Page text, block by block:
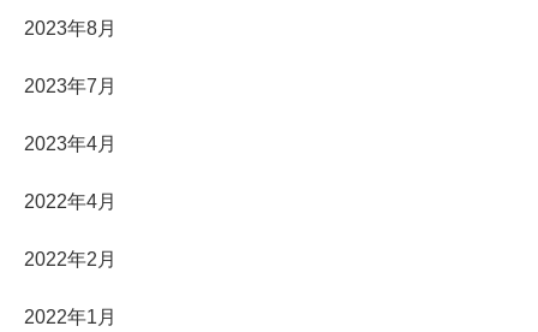
2023年8月
2023年7月
2023年4月
2022年4月
2022年2月
2022年1月